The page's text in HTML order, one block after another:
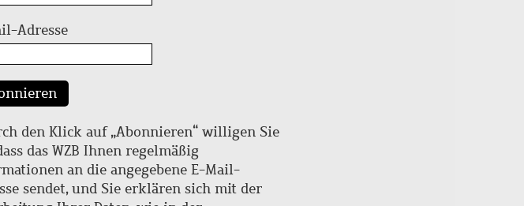
Adresse
den Klick auf „Abonnieren“ willigen Sie
das WZB Ihnen regelmäßig
an die angegebene E-Mail-
sendet, und Sie erklären sich mit der